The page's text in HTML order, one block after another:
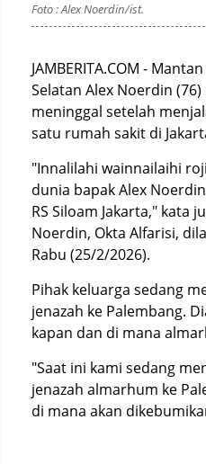
Foto : Alex Noerdin/ist.
JAMBERITA.COM -
Selatan Alex Noerdin
meninggal setelah
satu rumah sakit di
"Innalilahi wainnailaihi
dunia bapak Alex
RS Siloam Jakarta," kata
Noerdin, Okta Alfarisi,
Rabu (25/2/2026).
Pihak keluarga sedang
jenazah ke Palembang.
kapan dan di mana
"Saat ini kami sedang
jenazah almarhum ke
di mana akan